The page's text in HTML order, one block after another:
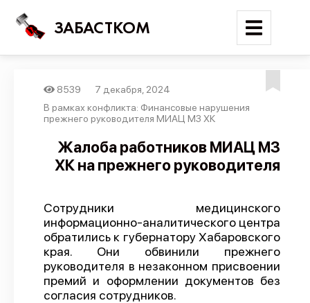
ЗАБАСТКОМ
Войти
Поиск
Новости
Трудовые конфликты
Отчеты
Предложить публикацию
Справочник
8539
7 декабря, 2024
В рамках конфликта: Финансовые нарушения
прежнего руководителя МИАЦ МЗ ХК
Жалоба работников МИАЦ МЗ
ХК на прежнего руководителя
Сотрудники медицинского
информационно-аналитического центра
обратились к губернатору Хабаровского
края. Они обвинили прежнего
руководителя в незаконном присвоении
премий и оформлении документов без
согласия сотрудников.